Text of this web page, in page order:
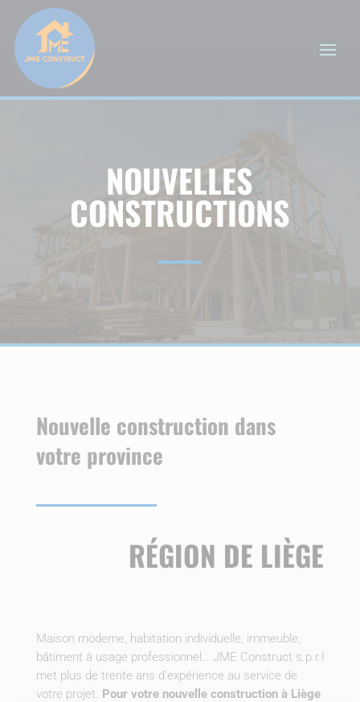
NOUVELLES
CONSTRUCTIONS
Nouvelle construction dans
votre province
RÉGION DE LIÈGE
Maison moderne, habitation individuelle, immeuble,
bâtiment à usage professionnel… JME Construct s.p.r.l
met plus de trente ans d’expérience au service de
votre projet. Pour votre nouvelle construction à Liège